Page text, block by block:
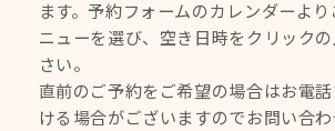
ます。予約フォームのカレンダーよ
ニューを選び、空き日時をクリック
さい。
直前のご予約をご希望の場合はお電
ける場合がございますのでお問い合わ